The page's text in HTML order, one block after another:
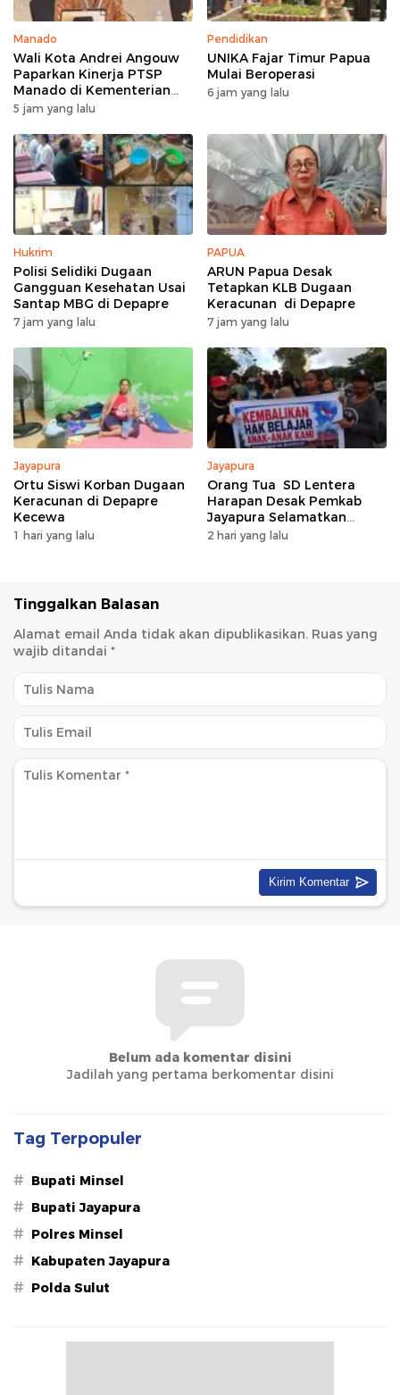
Manado
Wali Kota Andrei Angouw
Paparkan Kinerja PTSP
Manado di Kementerian
Investasi
5 jam yang lalu
Pendidikan
UNIKA Fajar Timur Papua
Mulai Beroperasi
6 jam yang lalu
Hukrim
Polisi Selidiki Dugaan
Gangguan Kesehatan Usai
Santap MBG di Depapre
7 jam yang lalu
PAPUA
ARUN Papua Desak
Tetapkan KLB Dugaan
Keracunan di Depapre
7 jam yang lalu
Jayapura
Ortu Siswi Korban Dugaan
Keracunan di Depapre
Kecewa
1 hari yang lalu
Jayapura
Orang Tua SD Lentera
Harapan Desak Pemkab
Jayapura Selamatkan
Pendidikan 430 Siswa
2 hari yang lalu
Tinggalkan Balasan
Alamat email Anda tidak akan dipublikasikan. Ruas yang
wajib ditandai *
Belum ada komentar disini
Jadilah yang pertama berkomentar disini
Tag Terpopuler
# Bupati Minsel
# Bupati Jayapura
# Polres Minsel
# Kabupaten Jayapura
# Polda Sulut